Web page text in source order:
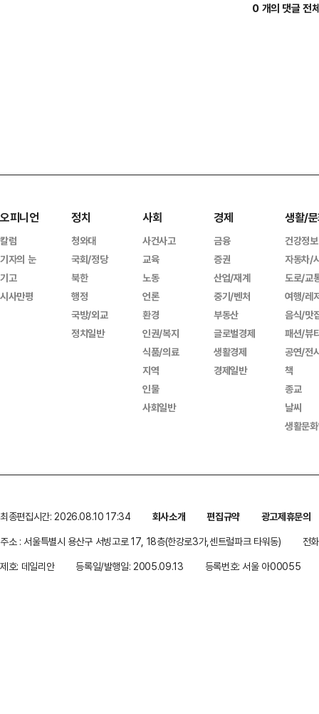
0 개의 댓글 전
오피니언
칼럼
기자의 눈
기고
시사만평
정치
청와대
국회/정당
북한
행정
국방/외교
정치일반
사회
사건사고
교육
노동
언론
환경
인권/복지
식품/의료
지역
인물
사회일반
경제
금융
증권
산업/재계
중기/벤처
부동산
글로벌경제
생활경제
경제일반
생활/
건강정보
자동차/
도로/교
여행/레
음식/맛
패션/뷰
공연/전
책
종교
날씨
생활문
최종편집시간: 2026.08.10 17:34 회사소개 편집규약
광고제휴문의
주소 : 서울특별시 용산구 서빙고로 17, 18층(한강로3가,센트럴파크 타워동)
전
제호: 데일리안
등록일/발행일: 2005.09.13 등록번호: 서울 아00055